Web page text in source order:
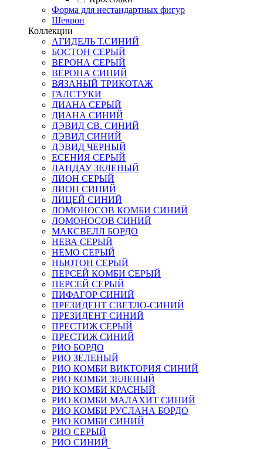
Форма для нестандартных фигур
Шеврон
Коллекции
АГИДЕЛЬ Т.СИНИЙ
БОСТОН СЕРЫЙ
ВЕРОНА СЕРЫЙ
ВЕРОНА СИНИЙ
ВЯЗАНЫЙ ТРИКОТАЖ
ГАЛСТУКИ
ДИАНА СЕРЫЙ
ДИАНА СИНИЙ
ДЭВИД СВ. СИНИЙ
ДЭВИД СИНИЙ
ДЭВИД ЧЕРНЫЙ
ЕСЕНИЯ СЕРЫЙ
ЛАНДАУ ЗЕЛЕНЫЙ
ЛИОН СЕРЫЙ
ЛИОН СИНИЙ
ЛИЦЕЙ СИНИЙ
ЛОМОНОСОВ КОМБИ СИНИЙ
ЛОМОНОСОВ СИНИЙ
МАКСВЕЛЛ БОРДО
НЕВА СЕРЫЙ
НЕМО СЕРЫЙ
НЬЮТОН СЕРЫЙ
ПЕРСЕЙ КОМБИ СЕРЫЙ
ПЕРСЕЙ СЕРЫЙ
ПИФАГОР СИНИЙ
ПРЕЗИДЕНТ СВЕТЛО-СИНИЙ
ПРЕЗИДЕНТ СИНИЙ
ПРЕСТИЖ СЕРЫЙ
ПРЕСТИЖ СИНИЙ
РИО БОРДО
РИО ЗЕЛЕНЫЙ
РИО КОМБИ ВИКТОРИЯ СИНИЙ
РИО КОМБИ ЗЕЛЕНЫЙ
РИО КОМБИ КРАСНЫЙ
РИО КОМБИ МАЛАХИТ СИНИЙ
РИО КОМБИ РУСЛАНА БОРДО
РИО КОМБИ СИНИЙ
РИО СЕРЫЙ
РИО СИНИЙ